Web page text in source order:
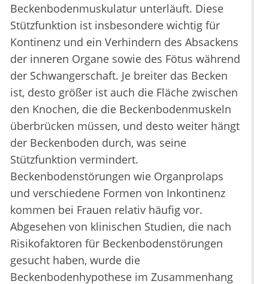
Beckenbodenmuskulatur unterläuft. Diese
Stützfunktion ist insbesondere wichtig für
Kontinenz und ein Verhindern des Absackens
der inneren Organe sowie des Fötus während
der Schwangerschaft. Je breiter das Becken
ist, desto größer ist auch die Fläche zwischen
den Knochen, die die Beckenbodenmuskeln
überbrücken müssen, und desto weiter hängt
der Beckenboden durch, was seine
Stützfunktion vermindert.
Beckenbodenstörungen wie Organprolaps
und verschiedene Formen von Inkontinenz
kommen bei Frauen relativ häufig vor.
Abgesehen von klinischen Studien, die nach
Risikofaktoren für Beckenbodenstörungen
gesucht haben, wurde die
Beckenbodenhypothese im Zusammenhang